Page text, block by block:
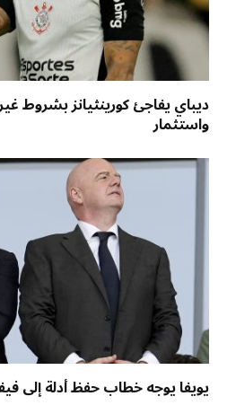
ديباي يفاجئ كورينثيانز
واستثمار
يويفا يوجه خطاب حفظ أدلة إلى